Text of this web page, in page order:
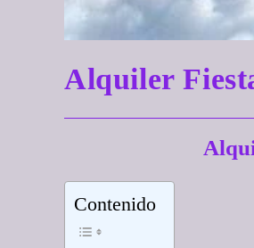
Alquiler
Contenido